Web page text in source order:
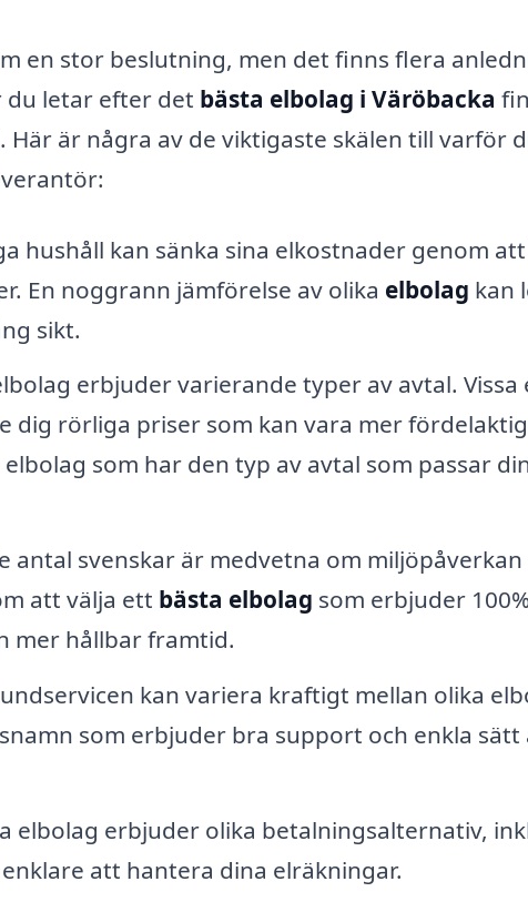
en stor beslutning, men det finns flera
letar efter det bästa elbolag i Väröbacka
är några av de viktigaste skälen till varför
hushåll kan sänka sina elkostnader genom
En noggrann jämförelse av olika elbolag kan
sikt.
erbjuder varierande typer av avtal.
dig rörliga priser som kan vara mer
som har den typ av avtal som passar
antal svenskar är medvetna om miljöpåverkan
att välja ett bästa elbolag som erbjuder
mer hållbar framtid.
kan variera kraftigt mellan olika
som erbjuder bra support och enkla sätt
elbolag erbjuder olika betalningsalternativ,
att hantera dina elräkningar.